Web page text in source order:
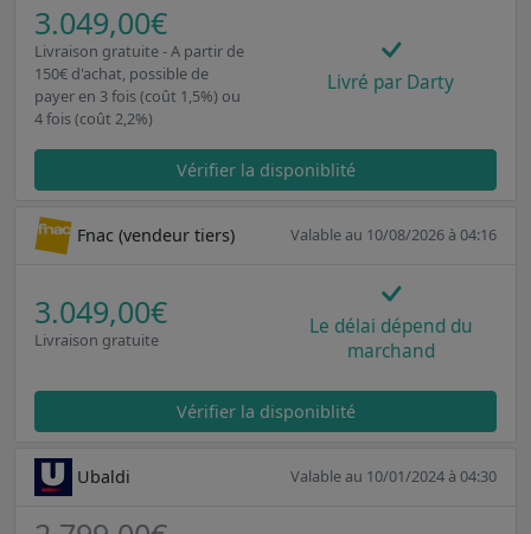
3.049,00€
Livraison gratuite - A partir de
150€ d'achat, possible de
payer en 3 fois (coût 1,5%) ou
4 fois (coût 2,2%)
Livré par Darty
Vérifier la disponiblité
Fnac (vendeur tiers) Valable au 10/08/2026 à 04:16
3.049,00€
Livraison gratuite
Le délai dépend du
marchand
Vérifier la disponiblité
Ubaldi Valable au 10/01/2024 à 04:30